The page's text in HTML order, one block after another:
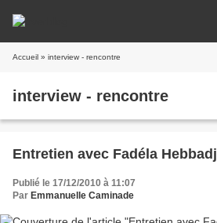
Accueil » interview - rencontre
interview - rencontre
Entretien avec Fadéla Hebbadj
Publié le 17/12/2010 à 11:07
Par Emmanuelle Caminade